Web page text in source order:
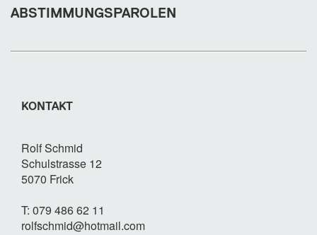
ABSTIMMUNGSPAROLEN
KONTAKT
Rolf Schmid
Schulstrasse 12
5070 Frick
T: 079 486 62 11
rolfschmid@hotmail.com